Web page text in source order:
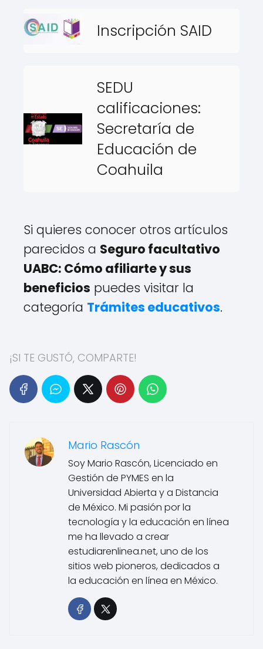
Inscripción SAID
SEDU
calificaciones:
Secretaría de
Educación de
Coahuila
Si quieres conocer otros artículos
parecidos a Seguro facultativo
UABC: Cómo afiliarte y sus
beneficios puedes visitar la
categoría Trámites educativos.
¡SI TE GUSTÓ, COMPARTE!
Mario Rascón
Soy Mario Rascón, Licenciado en
Gestión de PYMES en la
Universidad Abierta y a Distancia
de México. Mi pasión por la
tecnología y la educación en línea
me ha llevado a crear
estudiarenlinea.net, uno de los
sitios web pioneros, dedicados a
la educación en línea en México.